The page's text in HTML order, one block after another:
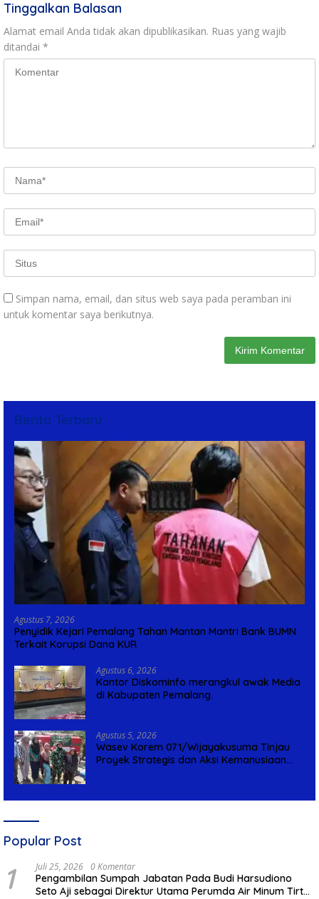
Tinggalkan Balasan
Alamat email Anda tidak akan dipublikasikan. Ruas yang wajib
ditandai *
Simpan nama, email, dan situs web saya pada peramban ini
untuk komentar saya berikutnya.
Berita Terbaru
Agustus 7, 2026
Penyidik Kejari Pemalang Tahan Mantan Mantri Bank BUMN
Terkait Korupsi Dana KUR
Agustus 6, 2026
Kantor Diskominfo merangkul awak Media
di Kabupaten Pemalang.
Agustus 5, 2026
Wasev Korem 071/Wijayakusuma Tinjau
Proyek Strategis dan Aksi Kemanusiaan
Popular Post
1 Juli 25, 2026 0 Komentar
Pengambilan Sumpah Jabatan Pada Budi Harsudiono
Seto Aji sebagai Direktur Utama Perumda Air Minum Tirta